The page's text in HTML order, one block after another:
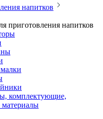
напитков
приготовления напитков
комплектующие,
материалы